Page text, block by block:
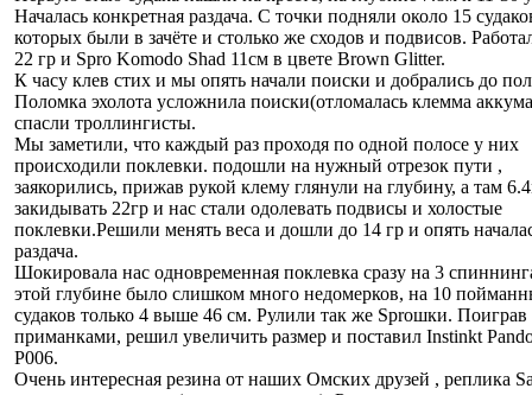
Началась конкретная раздача. С точки подняли около 15
которых были в зачёте и столько же сходов и подвисов.
22 гр и Spro Komodo Shad 11см в цвете Brown Glitter.
К часу клев стих и мы опять начали поиски и добрались до
Поломка эхолота усложнила поиски(отломалась клемма
спасли троллингисты.
Мы заметили, что каждый раз проходя по одной полосе у них
происходили поклевки. подошли на нужный отрезок пути ,
заякорились, прижав рукой клему глянули на глубину, а там
закидывать 22гр и нас стали одолевать подвисы и холостые
поклевки.Решили менять веса и дошли до 14 гр и опять
раздача.
Шокировала нас одновременная поклевка сразу на 3
этой глубине было слишком много недомерков, на 10
судаков только 4 выше 46 см. Рулили так же Sproшки. Поиграв
приманками, решил увеличить размер и поставил Instinkt
P006.
Очень интересная резина от наших Омских друзей , реплика